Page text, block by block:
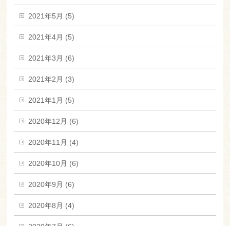
2021年5月 (5)
2021年4月 (5)
2021年3月 (6)
2021年2月 (3)
2021年1月 (5)
2020年12月 (6)
2020年11月 (4)
2020年10月 (6)
2020年9月 (6)
2020年8月 (4)